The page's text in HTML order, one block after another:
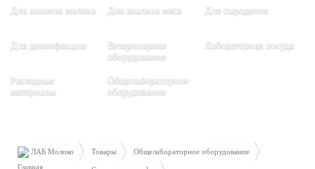
Для анализа молока Для анализа мяса Для сыроделия
Для дезинфекции
Ветеринарное
оборудование
Лабораторная посуда
Расходные
материалы
Общелабораторное
оборудование
ЛАБ Молоко Товары Общелабораторное оборудование